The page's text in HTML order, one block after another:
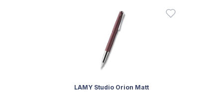
LAMY Studio Orion Matt